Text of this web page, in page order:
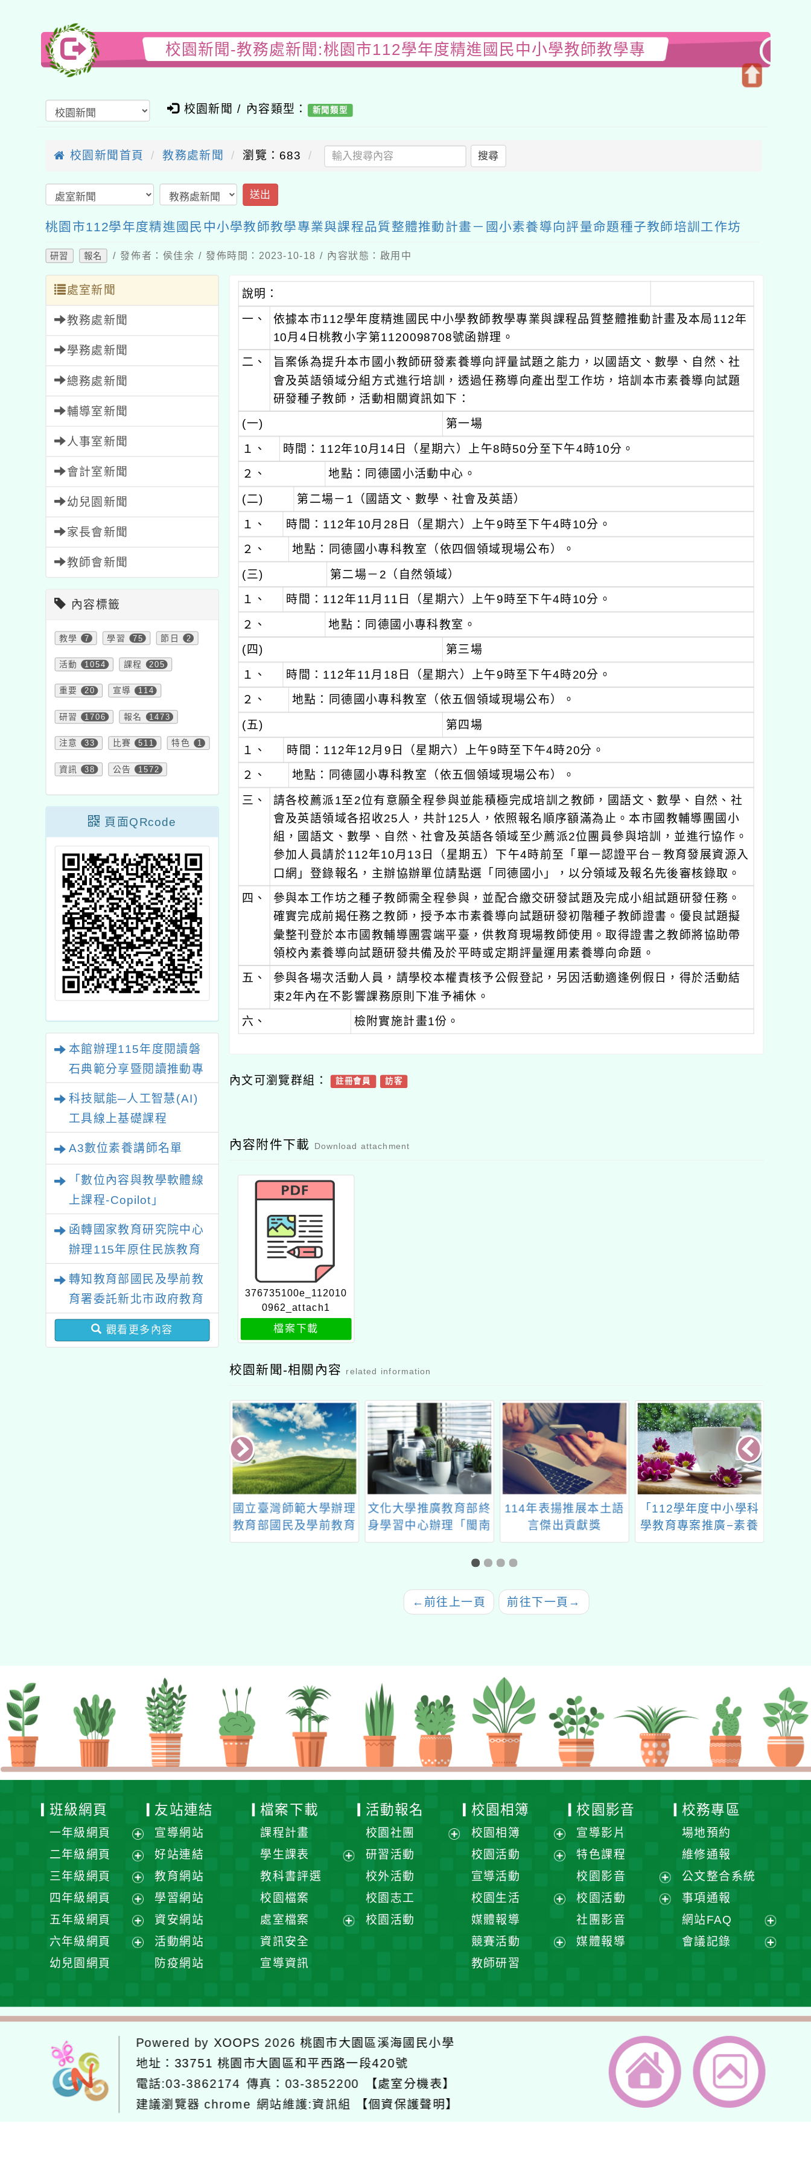
校園新聞-教務處新聞:桃園市112學年度精進國民中小學教師教學專
校園新聞 / 內容類型： 新聞類型
校園新聞首頁 教務處新聞 瀏覽：683 搜尋
送出
桃園市112學年度精進國民中小學教師教學專業與課程品質整體推動計畫－國小素養導向評量命題種子教師培訓工作坊
研習 報名 / 發佈者：侯佳余 / 發佈時間：2023-10-18 / 內容狀態：啟用中
處室新聞
教務處新聞
學務處新聞
總務處新聞
輔導室新聞
人事室新聞
會計室新聞
幼兒園新聞
家長會新聞
教師會新聞
內容標籤
教學 7 學習 75 節日 2
活動 1054 課程 205
重要 20 宣導 114
研習 1706 報名 1473
注意 33 比賽 511 特色 1
資訊 38 公告 1572
頁面QRcode
本館辦理115年度閱讀磐
石典範分享暨閱讀推動專
科技賦能─人工智慧(AI)
工具線上基礎課程
A3數位素養講師名單
「數位內容與教學軟體線
上課程-Copilot」
函轉國家教育研究院中心
辦理115年原住民族教育
育國際趨勢與發展」
轉知教育部國民及學前教
育署委託新北市政府教育
局辦理「115年度教師專
業成長研習實施計畫－夢
觀看更多內容
說明：
一、
依據本市112學年度精進國民中小學教師教學專業與課程品質整體推動計畫及本局112年
10月4日桃教小字第1120098708號函辦理。
二、 旨案係為提升本市國小教師研發素養導向評量試題之能力，以國語文、數學、自然、社
會及英語領域分組方式進行培訓，透過任務導向產出型工作坊，培訓本市素養導向試題
研發種子教師，活動相關資訊如下：
(一)
第一場
１、
時間：112年10月14日（星期六）上午8時50分至下午4時10分。
２、
地點：同德國小活動中心。
(二)
第二場－1（國語文、數學、社會及英語）
１、
時間：112年10月28日（星期六）上午9時至下午4時10分。
２、 地點：同德國小專科教室（依四個領域現場公布）。
(三)
第二場－2（自然領域）
１、
時間：112年11月11日（星期六）上午9時至下午4時10分。
２、
地點：同德國小專科教室。
(四)
第三場
１、 時間：112年11月18日（星期六）上午9時至下午4時20分。
２、 地點：同德國小專科教室（依五個領域現場公布）。
(五)
第四場
１、
時間：112年12月9日（星期六）上午9時至下午4時20分。
２、
地點：同德國小專科教室（依五個領域現場公布）。
三、 請各校薦派1至2位有意願全程參與並能積極完成培訓之教師，國語文、數學、自然、社
會及英語領域各招收25人，共計125人，依照報名順序額滿為止。本市國教輔導團國小
組，國語文、數學、自然、社會及英語各領域至少薦派2位團員參與培訓，並進行協作。
參加人員請於112年10月13日（星期五）下午4時前至「單一認證平台－教育發展資源入
口網」登錄報名，主辦協辦單位請點選「同德國小」，以分領域及報名先後審核錄取。
四、
參與本工作坊之種子教師需全程參與，並配合繳交研發試題及完成小組試題研發任務。
確實完成前揭任務之教師，授予本市素養導向試題研發初階種子教師證書。優良試題擬
彙整刊登於本市國教輔導團雲端平臺，供教育現場教師使用。取得證書之教師將協助帶
領校內素養導向試題研發共備及於平時或定期評量運用素養導向命題。
五、 參與各場次活動人員，請學校本權責核予公假登記，另因活動適逢例假日，得於活動結
束2年內在不影響課務原則下准予補休。
六、 檢附實施計畫1份。
內文可瀏覽群組： 註冊會員 訪客
內容附件下載 Download attachment
376735100e_112010
0962_attach1
檔案下載
校園新聞-相關內容 related information
文化大學推廣教育部終
身學習中心辦理「閩南
語&全民台語語言能力
114年表揚推展本土語
言傑出貢獻獎
「112學年度中小學科
學教育專案推廣−素養
導向評量研習工作坊」
中華未來學校教育學會
與千碩教育合作特辦理
「教師增能系列研習」
← 前往上一頁 前往下一頁 →
班級網頁
一年級網頁
展
開
選
單
二年級網頁
展
開
選
單
三年級網頁
展
開
選
單
四年級網頁
展
開
選
五年級網頁
展
開
六年級網頁
單
幼兒園網頁
友站連結
宣導網站
好站連結
教育網站
學習網站
資安網站
活動網站
防疫網站
檔案下載
課程計畫
學生課表
單
教科書評選
校園檔案
處室檔案
資訊安全
宣導資訊
活動報名
校園社團
研習活動
校外活動
校園志工
校園活動
校園相簿
校園相簿
展
開
單
校園活動
選
宣導活動
校園生活
選
媒體報導
競賽活動
單
教師研習
校園影音
宣導影片
特色課程
校園影音
展
開
校園活動
社團影音
媒體報導
校務專區
場地預約
維修通報
公文整合系統
事項通報
網站FAQ
展
會議記錄
單
Powered by XOOPS 2026桃園市大園區溪海國民小學
地址： 33751 桃園市大園區和平西路一段420號
電話:03-3862174 傳真：03-3852200
【處室分機表】
建議瀏覽器 chrome 網站維護:資訊組 【個資保護聲明】